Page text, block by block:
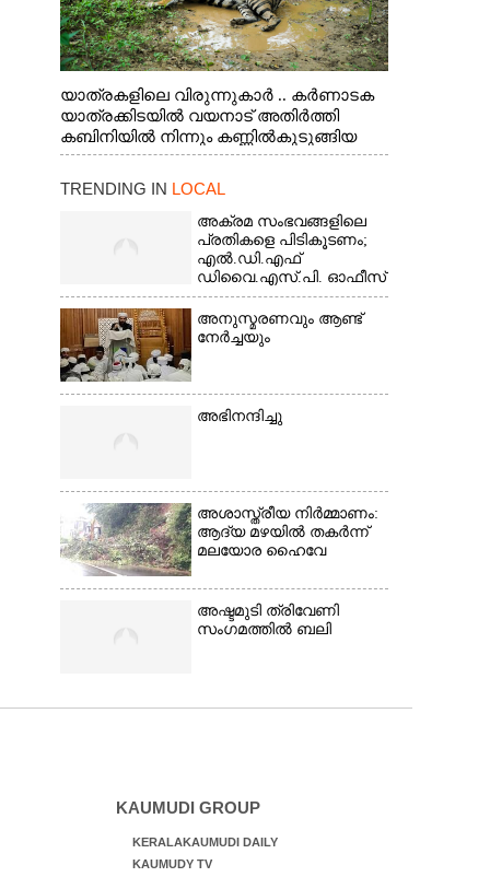
യാത്രകളിലെ വിരുന്നുകാർ .. കർണാടക
യാത്രക്കിടയിൽ വയനാട് അതിർത്തി
കബിനിയിൽ നിന്നും കണ്ണിൽകുടുങ്ങിയ
കടുവ.
TRENDING IN LOCAL
അക്രമ സംഭവങ്ങളിലെ
പ്രതികളെ പിടികൂടണം;
എൽ.ഡി.എഫ്
ഡിവൈ.എസ്.പി. ഓഫീസ്
മാർച്ച്
അനുസ്മരണവും ആണ്ട്
നേർച്ചയും
അഭിനന്ദിച്ചു
അശാസ്ത്രീയ നിർമ്മാണം:
ആദ്യ മഴയിൽ തകർന്ന്
മലയോര ഹൈവേ
അഷ്ടമുടി ത്രിവേണി
സംഗമത്തിൽ ബലി
KAUMUDI GROUP
KERALAKAUMUDI DAILY
KAUMUDY TV